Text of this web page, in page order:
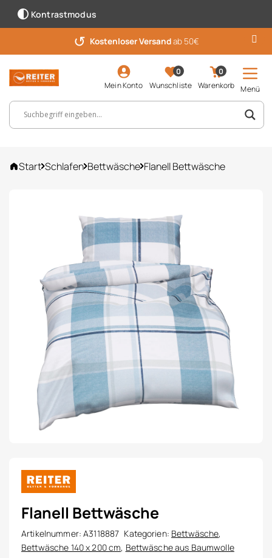
Kontrastmodus
↺ Kostenloser Versandab 50€
Mein Konto
0
Wunschliste
0
Warenkorb
Menü
Suchbegriff, Artikelnummer ...
Start Schlafen Bettwäsche Flanell Bettwäsche
Flanell Bettwäsche
Artikelnummer:A3118887 Kategorien: Bettwäsche,
Bettwäsche 140 x 200 cm, Bettwäsche aus Baumwolle